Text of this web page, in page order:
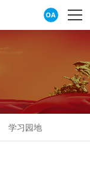
OA
学习园地